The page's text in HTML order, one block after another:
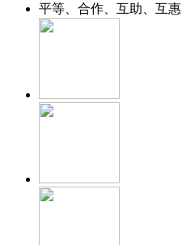
平等、合作、互助、互惠